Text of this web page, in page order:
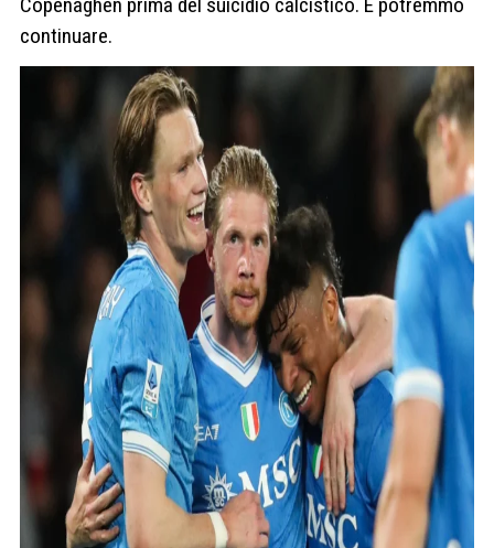
continuare.